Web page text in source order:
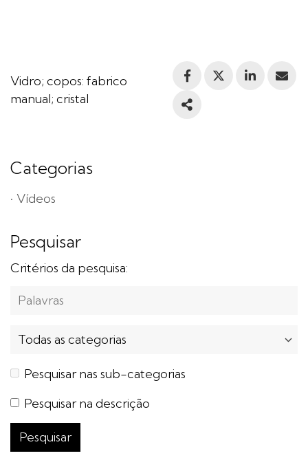
Vidro; copos: fabrico
manual; cristal
FacebookTwitterLinkedin
Share
Categorias
Vídeos
Pesquisar
Critérios da pesquisa:
Pesquisar nas sub-categorias
Pesquisar na descrição
Pesquisar